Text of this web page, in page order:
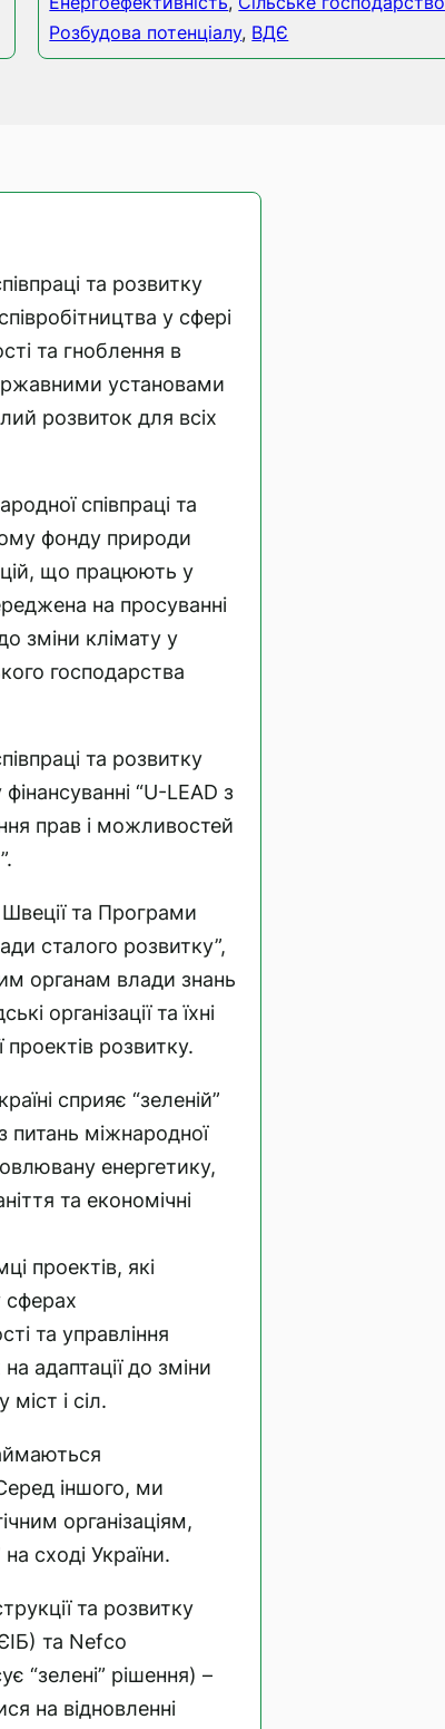
Розбудова потенціалу, ВДЄ
та розвитку
у сфері
та гноблення в
установами
розвиток для всіх
співпраці та
фонду природи
що працюють у
на просуванні
зміни клімату у
господарства
та розвитку
“U-LEAD з
прав і можливостей
та Програми
сталого розвитку”,
органам влади знань
організації та їхні
проектів розвитку.
сприяє “зеленій”
питань міжнародної
енергетику,
та економічні
проектів, які
сферах
та управління
адаптації до зміни
і сіл.
іншого, ми
організаціям,
сході України.
та розвитку
та Nefco
“зелені” рішення) –
на відновленні